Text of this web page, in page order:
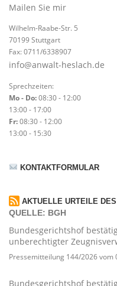
Mailen Sie mir
Wilhelm-Raabe-Str. 5
70199 Stuttgart
Fax: 0711/6338907
info@anwalt-heslach.de
Sprechzeiten:
Mo - Do:08:30 - 12:00
13:00 - 17:00
Fr:08:30 - 12:00
13:00 - 15:30
KONTAKTFORMULAR
AKTUELLE URTEILE
QUELLE: BGH
Bundesgerichtshof
unberechtigter
Pressemitteilung 144/2026 vom
Bundesgerichtshof